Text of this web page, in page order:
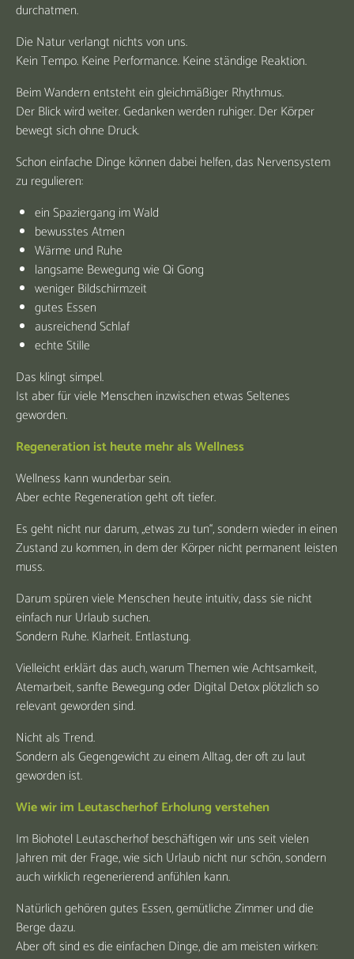
durchatmen.
Die Natur verlangt nichts von uns.
Kein Tempo. Keine Performance. Keine ständige Reaktion.
Beim Wandern entsteht ein gleichmäßiger Rhythmus.
Der Blick wird weiter. Gedanken werden ruhiger. Der Körper
bewegt sich ohne Druck.
Schon einfache Dinge können dabei helfen, das Nervensystem
zu regulieren:
ein Spaziergang im Wald
bewusstes Atmen
Wärme und Ruhe
langsame Bewegung wie Qi Gong
weniger Bildschirmzeit
gutes Essen
ausreichend Schlaf
echte Stille
Das klingt simpel.
Ist aber für viele Menschen inzwischen etwas Seltenes
geworden.
Regeneration ist heute mehr als Wellness
Wellness kann wunderbar sein.
Aber echte Regeneration geht oft tiefer.
Es geht nicht nur darum, „etwas zu tun“, sondern wieder in einen
Zustand zu kommen, in dem der Körper nicht permanent leisten
muss.
Darum spüren viele Menschen heute intuitiv, dass sie nicht
einfach nur Urlaub suchen.
Sondern Ruhe. Klarheit. Entlastung.
Vielleicht erklärt das auch, warum Themen wie Achtsamkeit,
Atemarbeit, sanfte Bewegung oder Digital Detox plötzlich so
relevant geworden sind.
Nicht als Trend.
Sondern als Gegengewicht zu einem Alltag, der oft zu laut
geworden ist.
Wie wir im Leutascherhof Erholung verstehen
Im Biohotel Leutascherhof beschäftigen wir uns seit vielen
Jahren mit der Frage, wie sich Urlaub nicht nur schön, sondern
auch wirklich regenerierend anfühlen kann.
Natürlich gehören gutes Essen, gemütliche Zimmer und die
Berge dazu.
Aber oft sind es die einfachen Dinge, die am meisten wirken: